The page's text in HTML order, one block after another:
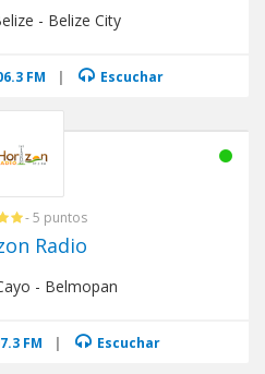
- Belize City
FM | Escuchar
- 5 puntos
Radio
- Belmopan
FM | Escuchar